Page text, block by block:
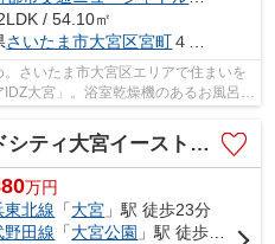
/ 54.10㎡
さいたま市大宮区宮町４丁目
さいたま市大宮区エリアで住まいを
大宮」。浴室乾燥機のあるお風呂場
ティ大宮イーストタワー
万円
東北線 「大宮 」駅 徒歩23分
野田線 「大宮公園 」駅 徒歩25分